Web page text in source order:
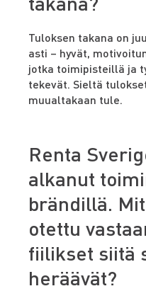
Tuloksen takana on
asti – hyvät,
jotka toimipisteillä ja
tekevät. Sieltä
muualtakaan tule.
Renta
alkanut
brändillä.
otettu
fiilikset siitä
heräävät?